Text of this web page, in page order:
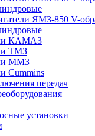
ЯМЗ-850 V-
КАМАЗ
ТМЗ
ММЗ
Cummins
передач
установки